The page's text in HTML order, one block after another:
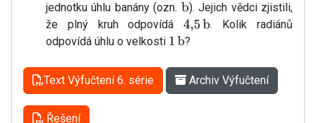
jednotku úhlu banány (ozn. b). Jejich vědci zjistili,
že plný kruh odpovídá4,5b . Kolik radiánů
odpovídá úhlu o velkosti 1 b ?
Text Výfučtení 6. série Archiv Výfučtení
Řešení